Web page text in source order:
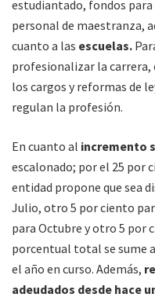
estudiantado, fondos
personal de maestranza,
cuanto a las escuelas.
profesionalizar la
los cargos y reformas de
regulan la profesión.
En cuanto al incremento
escalonado; por el 25 por
entidad propone que sea
Julio, otro 5 por ciento
para Octubre y otro 5 por
porcentual total se sume
el año en curso. Además,
adeudados desde hace